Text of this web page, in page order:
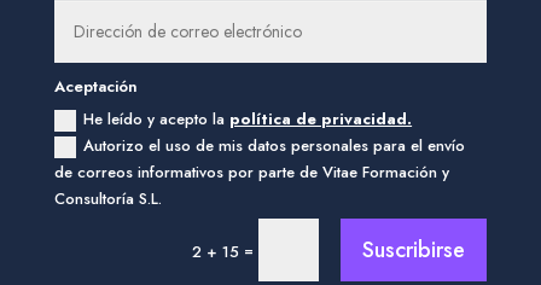
Aceptación
He leído y acepto la política de privacidad.
Autorizo el uso de mis datos personales para el envío
de correos informativos por parte de Vitae Formación y
Consultoría S.L.
2 + 15 = Suscribirse